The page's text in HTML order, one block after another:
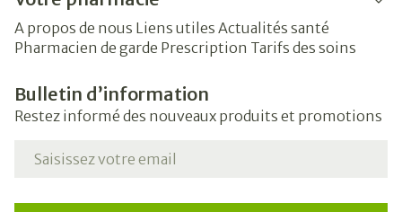
A propos de nous Liens utiles Actualités santé
Pharmacien de garde Prescription Tarifs des soins
Bulletin d’information
Restez informé des nouveaux produits et promotions
Adresse mail